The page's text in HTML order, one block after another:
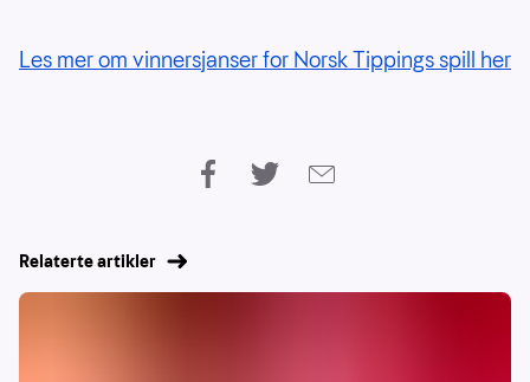
Les mer om vinnersjanser for Norsk Tippings spill her
Relaterte artikler